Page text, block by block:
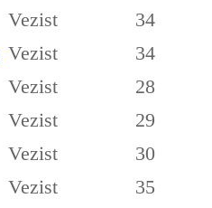
Vezist
34
Vezist
34
Vezist
28
Vezist
29
Vezist
30
Vezist
35